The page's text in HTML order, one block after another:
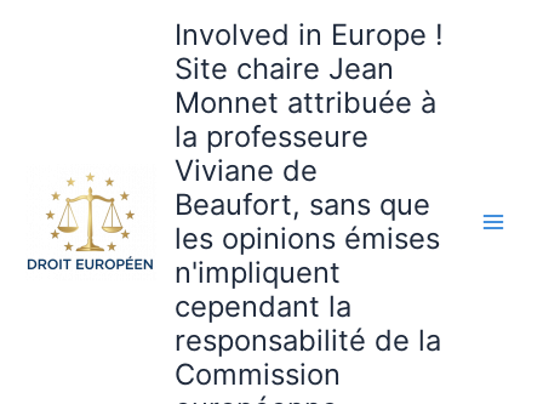
Involved in Europe !
Site chaire Jean
Monnet attribuée à
la professeure
Viviane de
Beaufort, sans que
les opinions émises
n'impliquent
cependant la
responsabilité de la
Commission